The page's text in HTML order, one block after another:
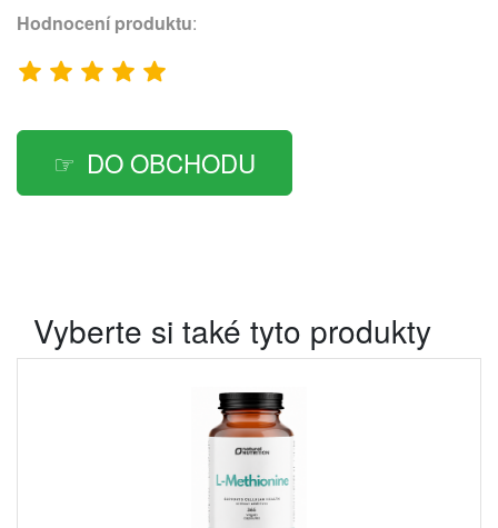
Hodnocení produktu:
DO OBCHODU
Vyberte si také tyto produkty